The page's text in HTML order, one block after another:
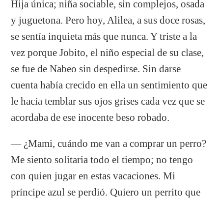
Hija única; niña sociable, sin complejos, osada
y juguetona. Pero hoy, Alilea, a sus doce rosas,
se sentía inquieta más que nunca. Y triste a la
vez porque Jobito, el niño especial de su clase,
se fue de Nabeo sin despedirse. Sin darse
cuenta había crecido en ella un sentimiento que
le hacía temblar sus ojos grises cada vez que se
acordaba de ese inocente beso robado.
— ¿Mami, cuándo me van a comprar un perro?
Me siento solitaria todo el tiempo; no tengo
con quien jugar en estas vacaciones. Mi
príncipe azul se perdió. Quiero un perrito que